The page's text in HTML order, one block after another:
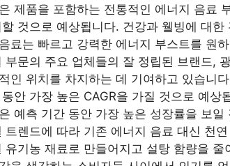
제품을 포함하는 전통적인 에너지 음료
것으로 예상됩니다. 건강과 웰빙에 대
료는 빠르고 강력한 에너지 부스트를 원
문의 주요 업체들의 잘 정립된 브랜드,
인 위치를 차지하는 데 기여하고 있습니
안 가장 높은 CAGR을 가질 것으로 예상
예측 기간 동안 가장 높은 성장률을 보
트렌드에 따라 기존 에너지 음료 대신 천
유기농 재료로 만들어지고 설탕 함량을